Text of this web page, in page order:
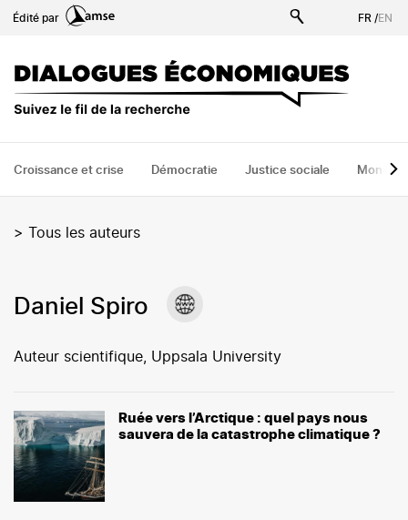
au
FR /EN
Édité par
Croissance et crise Démocratie Justice sociale Monde
> Tous les auteurs
Daniel Spiro
Auteur scientifique, Uppsala University
Ruée vers l’Arctique : quel pays nous
sauvera de la catastrophe climatique ?